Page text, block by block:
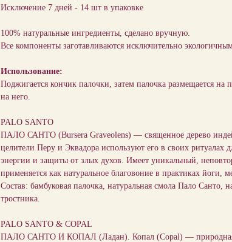
Исключение 7 дней - 14 шт в упаковке
100% натуральные ингредиенты, сделано вручную.
Все компоненты заготавливаются исключительно
Использование:
Поджигается кончик палочки, затем палочка размещается на
на него. ⠀
PALO SANTO
ПАЛО САНТО (Bursera Graveolens) — священное дерево
целители Перу и Эквадора используют его в своих ритуалах
энергии и защиты от злых духов. Имеет уникальный,
применяется как натуральное благовоние в практиках йоги,
Состав: бамбуковая палочка, натуральная смола Пало Санто,
тростника.
PALO SANTO & COPAL
ПАЛО САНТО И КОПАЛ (Ладан). Копал (Copal) — природная